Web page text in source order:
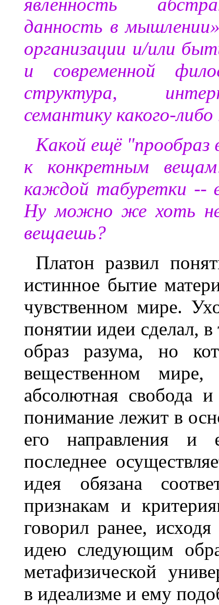
явленность
данность в
организации и/или
и современной
структура,
семантику какого-
Какой ещё "прообраз
к конкретным
каждой табуретки --
Ну можно же хоть
вещаешь?
Платон развил
истинное бытие
чувственном мире.
понятии идеи сделал,
образ разума, но
вещественном мире,
абсолютная свобода
понимание лежит в
его направления и
последнее
идея обязана
признакам и
говорил ранее,
идею следующим
метафизической
в идеализме и ему